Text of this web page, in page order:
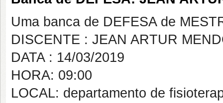
Uma banca de DEFESA de
DISCENTE : JEAN ARTUR
DATA : 14/03/2019
HORA: 09:00
LOCAL: departamento de